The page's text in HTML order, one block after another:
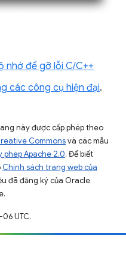
nhớ để gỡ lỗi C/C++
các công cụ hiện đại.
này được cấp phép theo
Commonsvà các mẫu
phép Apache 2.0. Để biết
Chính sách trang web của
đã đăng ký của Oracle
UTC.